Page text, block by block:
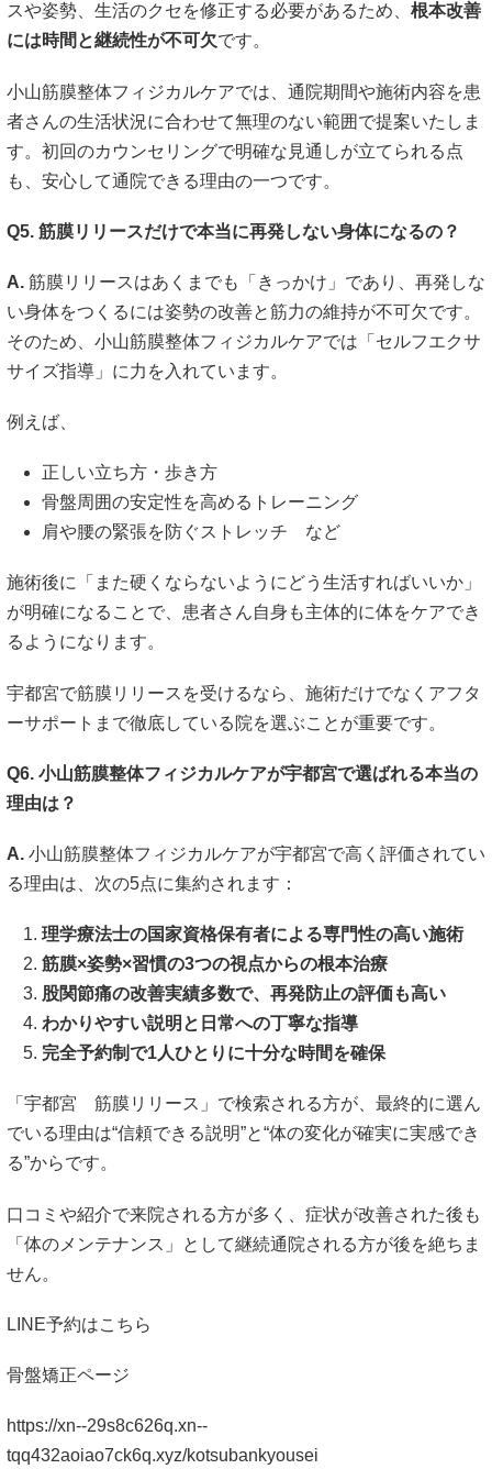
スや姿勢、生活のクセを修正する必要があるため、 根本改善
には時間と継続性が不可欠です。
小山筋膜整体フィジカルケアでは、通院期間や施術内容を患
者さんの生活状況に合わせて無理のない範囲で提案いたしま
す。初回のカウンセリングで明確な見通しが立てられる点
も、安心して通院できる理由の一つです。
Q5. 筋膜リリースだけで本当に再発しない身体になるの？
A. 筋膜リリースはあくまでも「きっかけ」であり、再発しな
い身体をつくるには姿勢の改善と筋力の維持が不可欠です。
そのため、小山筋膜整体フィジカルケアでは「セルフエクサ
サイズ指導」に力を入れています。
例えば、
正しい立ち方・歩き方
骨盤周囲の安定性を高めるトレーニング
肩や腰の緊張を防ぐストレッチ など
施術後に「また硬くならないようにどう生活すればいいか」
が明確になることで、患者さん自身も主体的に体をケアでき
るようになります。
宇都宮で筋膜リリースを受けるなら、施術だけでなくアフタ
ーサポートまで徹底している院を選ぶことが重要です。
Q6. 小山筋膜整体フィジカルケアが宇都宮で選ばれる本当の
理由は？
A. 小山筋膜整体フィジカルケアが宇都宮で高く評価されてい
る理由は、次の5点に集約されます：
理学療法士の国家資格保有者による専門性の高い施術
筋膜×姿勢×習慣の3つの視点からの根本治療
股関節痛の改善実績多数で、再発防止の評価も高い
わかりやすい説明と日常への丁寧な指導
完全予約制で1人ひとりに十分な時間を確保
「宇都宮 筋膜リリース」で検索される方が、最終的に選ん
でいる理由は“信頼できる説明”と“体の変化が確実に実感でき
る”からです。
口コミや紹介で来院される方が多く、症状が改善された後も
「体のメンテナンス」として継続通院される方が後を絶ちま
せん。
LINE予約はこちら
骨盤矯正ページ
https://xn--29s8c626q.xn--
tqq432aoiao7ck6q.xyz/kotsubankyousei